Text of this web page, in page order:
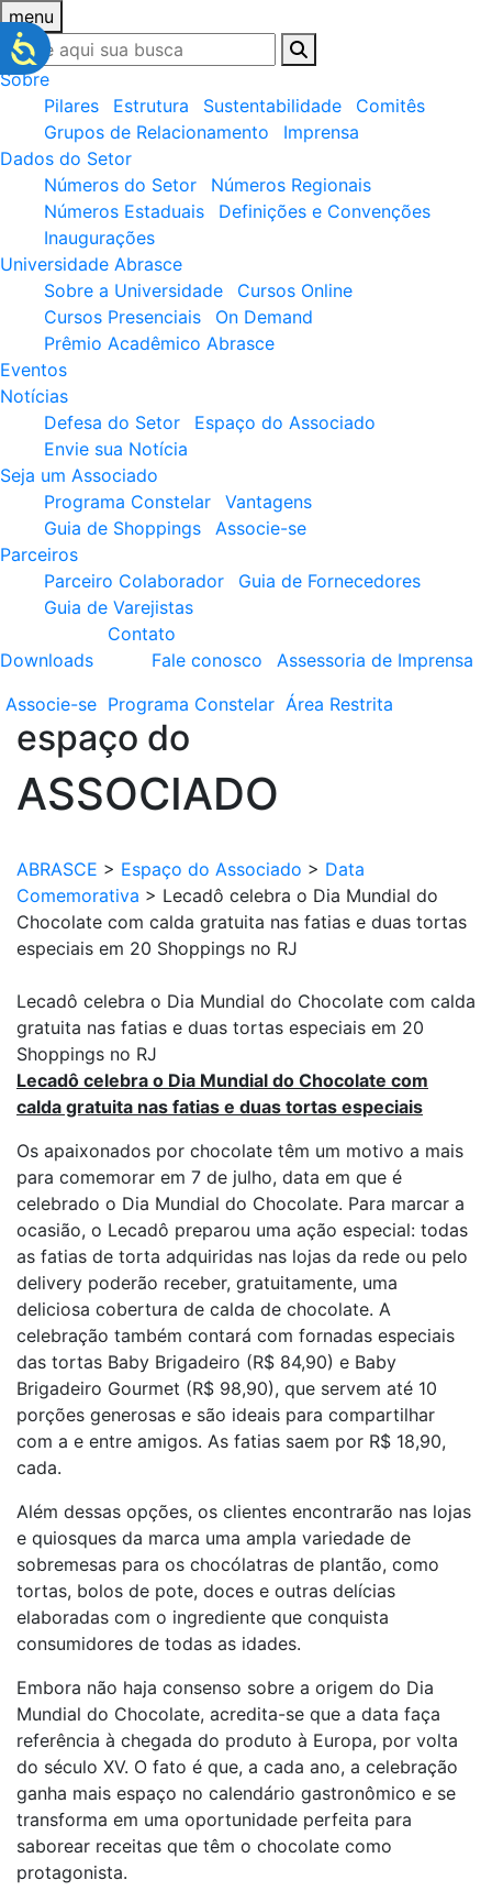
menu
Sobre
Pilares
Estrutura Sustentabilidade
Comitês
Grupos de Relacionamento
Imprensa
Dados do Setor
Números do Setor
Números Regionais
Números Estaduais
Definições e Convenções
Inaugurações
Universidade Abrasce
Sobre a Universidade
Cursos Online
Cursos Presenciais
On Demand
Prêmio Acadêmico Abrasce
Eventos
Notícias
Defesa do Setor
Espaço do Associado
Envie sua Notícia
Seja um Associado
Programa Constelar
Vantagens
Guia de Shoppings
Associe-se
Parceiros
Parceiro Colaborador
Guia de Fornecedores
Guia de Varejistas
Downloads
Contato
Fale conosco
Assessoria de Imprensa
Associe-se Programa Constelar Área Restrita
espaço do
ASSOCIADO
ABRASCE > Espaço do Associado > Data
Comemorativa > Lecadô celebra o Dia Mundial do
Chocolate com calda gratuita nas fatias e duas tortas
especiais em 20 Shoppings no RJ
Lecadô celebra o Dia Mundial do Chocolate com calda
gratuita nas fatias e duas tortas especiais em 20
Shoppings no RJ
Lecadô celebra o Dia Mundial do Chocolate com
calda gratuita nas fatias e duas tortas especiais
Os apaixonados por chocolate têm um motivo a mais
para comemorar em 7 de julho, data em que é
celebrado o Dia Mundial do Chocolate. Para marcar a
ocasião, o Lecadô preparou uma ação especial: todas
as fatias de torta adquiridas nas lojas da rede ou pelo
delivery poderão receber, gratuitamente, uma
deliciosa cobertura de calda de chocolate. A
celebração também contará com fornadas especiais
das tortas Baby Brigadeiro (R$ 84,90) e Baby
Brigadeiro Gourmet (R$ 98,90), que servem até 10
porções generosas e são ideais para compartilhar
com a e entre amigos. As fatias saem por R$ 18,90,
cada.
Além dessas opções, os clientes encontrarão nas lojas
e quiosques da marca uma ampla variedade de
sobremesas para os chocólatras de plantão, como
tortas, bolos de pote, doces e outras delícias
elaboradas com o ingrediente que conquista
consumidores de todas as idades.
Embora não haja consenso sobre a origem do Dia
Mundial do Chocolate, acredita-se que a data faça
referência à chegada do produto à Europa, por volta
do século XV. O fato é que, a cada ano, a celebração
ganha mais espaço no calendário gastronômico e se
transforma em uma oportunidade perfeita para
saborear receitas que têm o chocolate como
protagonista.